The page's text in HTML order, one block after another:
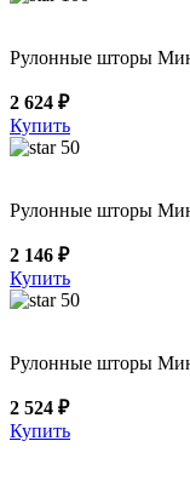
Рулонные шторы
2 624 ₽
Купить
50
Рулонные шторы
2 146 ₽
Купить
50
Рулонные шторы
2 524 ₽
Купить